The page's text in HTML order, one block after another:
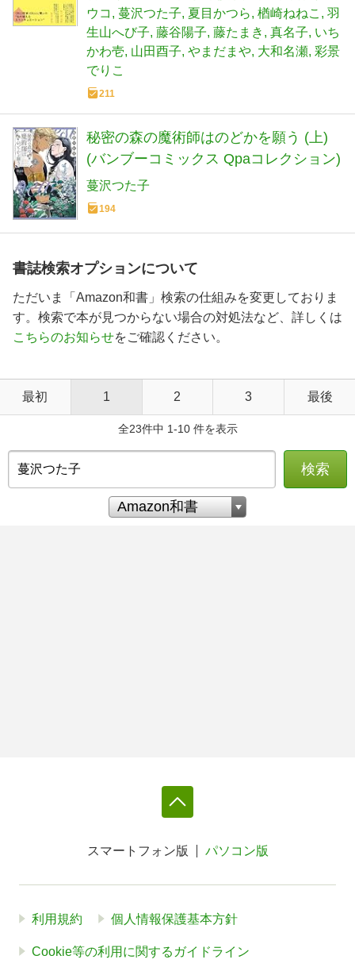
ウコ
蔓沢つた子 夏目かつら 楢崎ねねこ
羽
生山へび子 藤谷陽子 藤たまき 真名子 いち
かわ壱 山田酉子 やまだまや 大和名瀬 彩景
でりこ
211
秘密の森の魔術師はのどかを願う (上)
(バンブーコミックス Qpaコレクション)
蔓沢つた子
194
書誌検索オプションについて
ただいま「Amazon和書」検索の仕組みを変更しておりま
す。検索で本が見つからない場合の対処法など、詳しくは
こちらのお知らせをご確認ください。
最初 1 2 3 最後
全23件中 1-10 件を表示
検索
スマートフォン版 パソコン版
利用規約 個人情報保護基本方針
Cookie等の利用に関するガイドライン